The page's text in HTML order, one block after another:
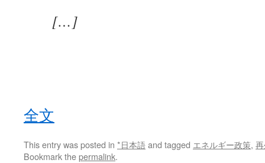
[…]
全文
This entry was posted in *日本語and tagged エネルギー政策,
Bookmark thepermalink.